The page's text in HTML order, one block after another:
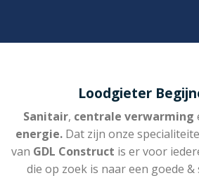
Loodgieter
Sanitair, centrale verwarming
energie. Dat zijn onze
van GDL Construct is er voor
die op zoek is naar een goede